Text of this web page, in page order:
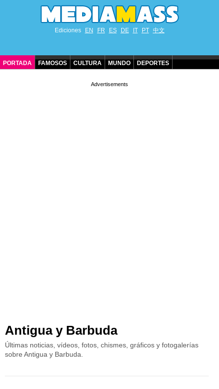
Ediciones EN FR ES DE IT PT 中文
PORTADA FAMOSOS CULTURA MUNDO DEPORTES
Antigua y Barbuda
Últimas noticias, vídeos, fotos, chismes, gráficos y fotogalerías
sobre Antigua y Barbuda.